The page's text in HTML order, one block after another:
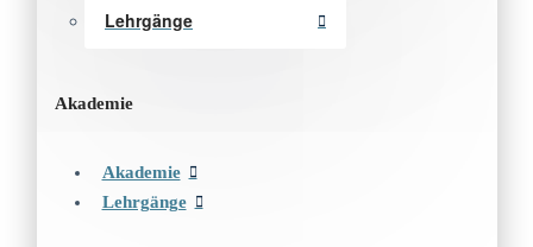
Lehrgänge
Akademie
Akademie
Lehrgänge